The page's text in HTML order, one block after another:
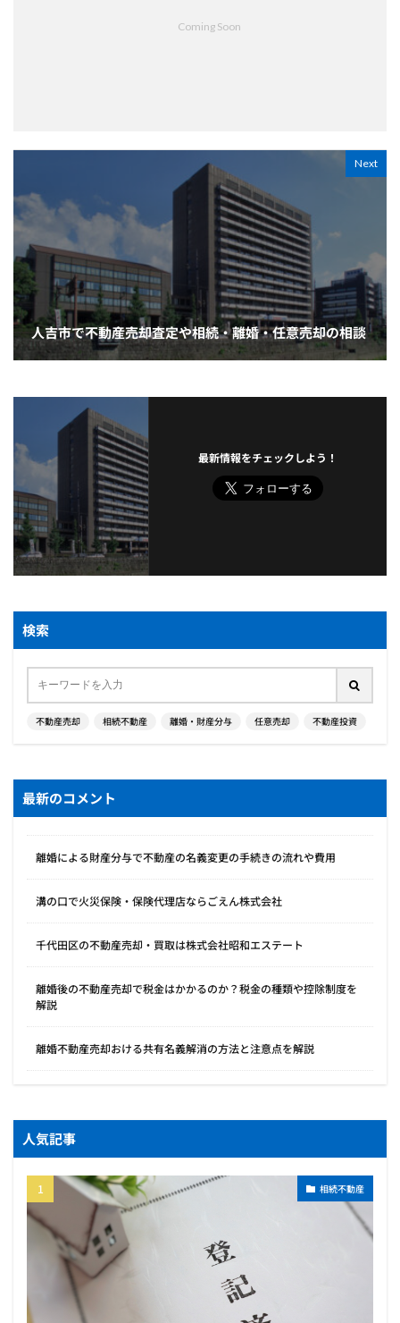
Coming Soon
Next
人吉市で不動産売却査定や相続・離婚・任意売却の相談
最新情報をチェックしよう！
検索
不動産売却 相続不動産 離婚・財産分与 任意売却 不動産投資
最新のコメント
離婚による財産分与で不動産の名義変更の手続きの流れや費用
溝の口で火災保険・保険代理店ならごえん株式会社
千代田区の不動産売却・買取は株式会社昭和エステート
離婚後の不動産売却で税金はかかるのか？税金の種類や控除制度を
解説
離婚不動産売却おける共有名義解消の方法と注意点を解説
人気記事
相続不動産